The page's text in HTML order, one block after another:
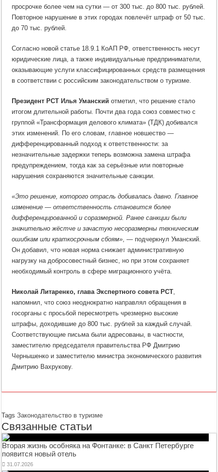
просрочке более чем на сутки — от 300 тыс. до 800 тыс. рублей.
Повторное нарушение в этих городах повлечёт штраф от 50 тыс.
до 70 тыс. рублей.
Согласно новой статье 18.9.1 КоАП РФ, ответственность несут
юридические лица, а также индивидуальные предприниматели,
оказывающие услуги классифицированных средств размещения
в соответствии с российским законодательством о туризме.
Президент РСТ Илья Уманский отметил, что решение стало
итогом длительной работы. Почти два года союз совместно с
группой «Трансформация делового климата» (ТДК) добивался
этих изменений. По его словам, главное новшество —
дифференцированный подход к ответственности: за
незначительные задержки теперь возможна замена штрафа
предупреждением, тогда как за серьёзные или повторные
нарушения сохраняются значительные санкции.
«Это решение, которого отрасль добивалась давно. Главное
изменение — ответственность становится более
дифференцированной и соразмерной. Ранее санкции были
значительно жёстче и зачастую несоразмерны техническим
ошибкам или краткосрочным сбоям», — подчеркнул Уманский.
Он добавил, что новая норма снижает административную
нагрузку на добросовестный бизнес, но при этом сохраняет
необходимый контроль в сфере миграционного учёта.
Николай Литаренко, глава Экспертного совета РСТ,
напомнил, что союз неоднократно направлял обращения в
госорганы с просьбой пересмотреть чрезмерно высокие
штрафы, доходившие до 800 тыс. рублей за каждый случай.
Соответствующие письма были адресованы, в частности,
заместителю председателя правительства РФ Дмитрию
Чернышенко и заместителю министра экономического развития
Дмитрию Вахрукову.
TagsЗаконодательство в туризме
Связанные статьи
Вторая жизнь особняка на Фонтанке: в Санкт Петербурге
появится новый отель
31.07.2026